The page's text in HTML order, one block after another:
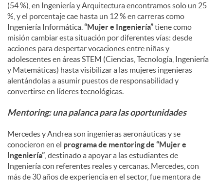
e
n
i
d
o
s
(54 %), en Ingeniería y Arquitectura encontramos solo un 25
%, y el porcentaje cae hasta un 12 % en carreras como
Ingeniería Informática.“Mujer e Ingeniería”tiene como
misión cambiar esta situación por diferentes vías: desde
acciones para despertar vocaciones entre niñas y
adolescentes en áreas STEM (Ciencias, Tecnología, Ingeniería
y Matemáticas) hasta visibilizar a las mujeres ingenieras
alentándolas a asumir puestos de responsabilidad y
convertirse en líderes tecnológicas.
Mentoring: una palanca para las oportunidades
Mercedes y Andrea son ingenieras aeronáuticas y se
conocieron en el programa de mentoring de “Mujer e
Ingeniería” , destinado a apoyar a las estudiantes de
Ingeniería con referentes reales y cercanas. Mercedes, con
más de 30 años de experiencia en el sector, fue mentora de